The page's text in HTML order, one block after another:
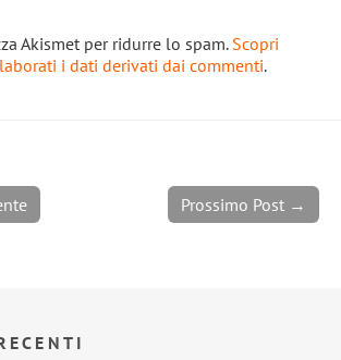
Akismet per ridurre lo spam. Scopri
i dati derivati dai commenti.
Prossimo Post →